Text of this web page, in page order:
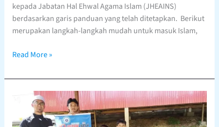
kepada Jabatan Hal Ehwal Agama Islam (JHEAINS)
berdasarkan garis panduan yang telah ditetapkan. Berikut
merupakan langkah-langkah mudah untuk masuk Islam,
Read More »
Qurban
Pedalaman
KDMRS